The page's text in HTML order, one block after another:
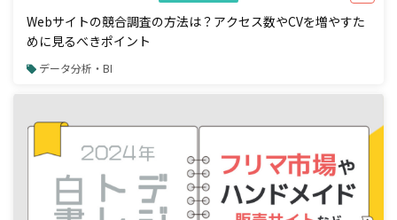
Webサイトの競合調査の方法は？アクセス数やCVを増やすた
めに見るべきポイント
データ分析・BI